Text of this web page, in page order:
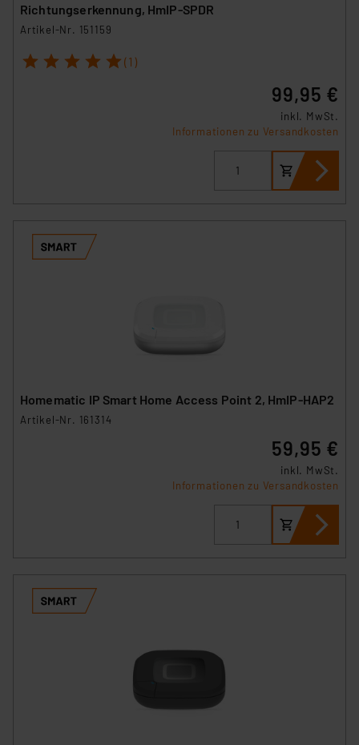
VO) zu. Eine detaillierte Auflistung der einzelnen
Cookies nach Zweck und Anbieter ist durch Klick auf
können die Verwendung nicht notwendiger Cookies
erteilte Zustimmung können Sie jederzeit unter dem
Link „Cookie Einstellungen“ anpassen oder widerrufen.
Die Rechtmäßigkeit der Speicherung, Abrufung und
Weiterverarbeitung dieser Daten zur Auswertung und
Analyse bis zum Zeitpunkt des Widerrufs bleibt hiervon
unberührt. Ihre Browser-Einstellungen können dazu
gespeichert werden und dieses Banner erneut
angezeigt wird.
Cookies dieser Drittanbieter umfasst daher ggf. auch
die Verarbeitung Ihrer Daten in den USA gemäß Art. 49
der Datenschutzerklärung. Für die USA besteht kein
Angemessenheitsbeschluss der EU. Dies bedeutet,
Datenschutz nach EU-Standards eingestuft wird. So
besteht etwa das Risiko, dass US-Behörden
Überwachungsprogrammen verarbeiten, ohne dass
hiergegen Klagemöglichkeiten für Europäer bestehen.
Europäischen Kommission sowie einer eigenen
Beurteilung der mit der Datenübermittlung,
verbundenen Risiken.“
Datenschutzerklärung
Richtungserkennung, HmIP-SPDR
Artikel-Nr. 151159
1 2 3 4 5 (1)
99,95 €
inkl. MwSt.
Informationen zu Versandkosten
Homematic IP Smart Home Access Point 2, HmIP-HAP2
Artikel-Nr. 161314
59,95 €
inkl. MwSt.
Informationen zu Versandkosten